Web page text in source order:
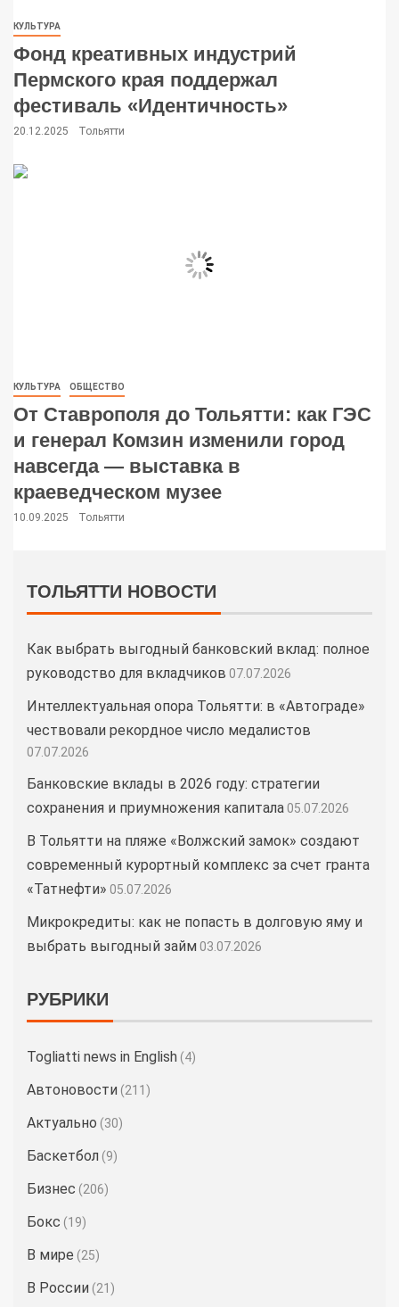
КУЛЬТУРА
Фонд креативных индустрий
Пермского края поддержал
фестиваль «Идентичность»
20.12.2025 Тольятти
КУЛЬТУРА ОБЩЕСТВО
От Ставрополя до Тольятти: как ГЭС
и генерал Комзин изменили город
навсегда — выставка в
краеведческом музее
10.09.2025 Тольятти
ТОЛЬЯТТИ НОВОСТИ
Как выбрать выгодный банковский вклад: полное
руководство для вкладчиков 07.07.2026
Интеллектуальная опора Тольятти: в «Автограде»
чествовали рекордное число медалистов
07.07.2026
Банковские вклады в 2026 году: стратегии
сохранения и приумножения капитала05.07.2026
В Тольятти на пляже «Волжский замок» создают
современный курортный комплекс за счет гранта
«Татнефти» 05.07.2026
Микрокредиты: как не попасть в долговую яму и
выбрать выгодный займ 03.07.2026
РУБРИКИ
Togliatti news in English (4)
Автоновости (211)
Актуально (30)
Баскетбол (9)
Бизнес (206)
Бокс (19)
В мире (25)
В России (21)